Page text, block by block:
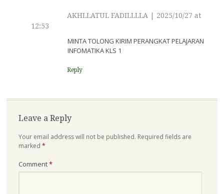
AKHLLATUL FADILLLLA
2025/10/27 at
12:53
MINTA TOLONG KIRIM PERANGKAT PELAJARAN
INFOMATIKA KLS 1
Reply
Leave a Reply
Your email address will not be published. Required fields are
marked *
Comment*